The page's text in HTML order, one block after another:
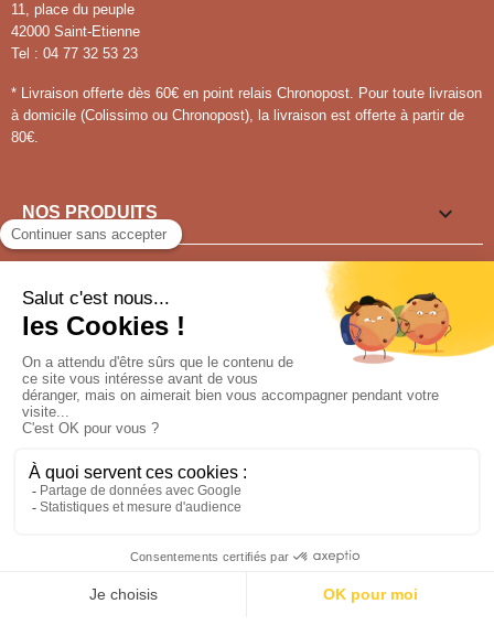
11, place du peuple
42000 Saint-Etienne
Tel : 04 77 32 53 23
* Livraison offerte dès 60€ en point relais Chronopost. Pour toute livraison
à domicile (Colissimo ou Chronopost), la livraison est offerte à partir de
80€.
NOS PRODUITS 

VOUS SOUHAITEZ ? 
Pour tout renseignement appeler au04 77 91 15 30
NOUS SUIVRE